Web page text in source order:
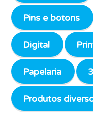
Pins e botons
Digital
Papelaria
Produtos